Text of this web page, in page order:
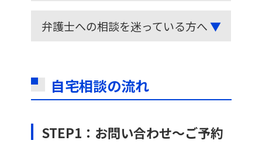
弁護士への相談を迷っている方へ ▼
自宅相談の流れ
STEP1：お問い合わせ～ご予約